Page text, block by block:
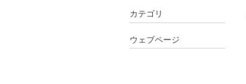
カテゴリ
ウェブページ